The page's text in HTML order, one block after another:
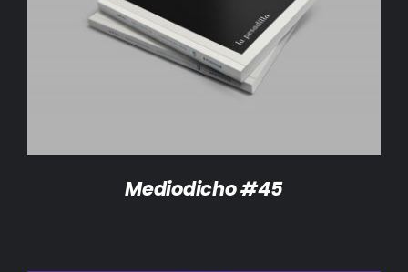
DETALLES
Mediodicho #45